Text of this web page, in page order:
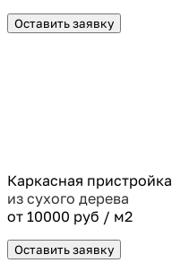
Оставить заявку
Каркасная пристройка
из сухого дерева
от 10000 руб / м2
Оставить заявку